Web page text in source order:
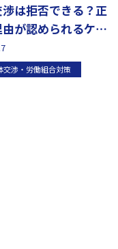
は拒否できる？正
が認められるケー
交渉・労働組合対策